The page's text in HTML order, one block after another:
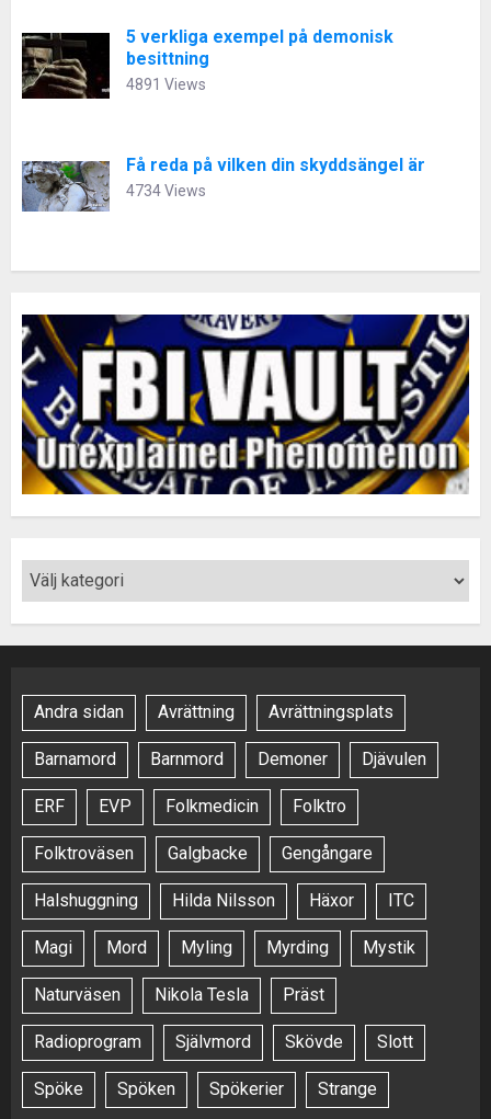
5 verkliga exempel på demonisk
besittning
4891 Views
Få reda på vilken din skyddsängel är
4734 Views
Andra sidan Avrättning Avrättningsplats
Barnamord Barnmord Demoner Djävulen
ERF EVP Folkmedicin Folktro
Folktroväsen Galgbacke Gengångare
Halshuggning Hilda Nilsson Häxor ITC
Magi Mord Myling Myrding Mystik
Naturväsen Nikola Tesla Präst
Radioprogram Självmord Skövde Slott
Spöke Spöken Spökerier Strange